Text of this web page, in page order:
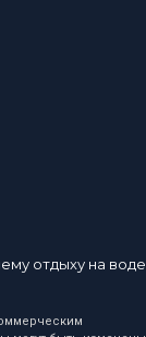
отдыху на воде